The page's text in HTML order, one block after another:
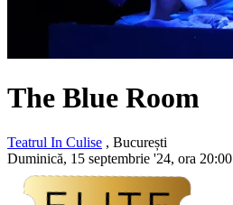
The Blue Room
Teatrul In Culise , București
Duminică, 15 septembrie '24, ora 20:00